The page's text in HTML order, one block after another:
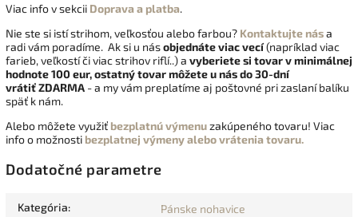
Viac info v sekcii Doprava a platba.
Nie ste si istí strihom, veľkosťou alebo farbou? Kontaktujte nása
radi vám poradíme. Ak si u násobjednáte viac vecí(napríklad viac
farieb, veľkostí či viac strihov riflí..) a vyberiete si tovar v minimálnej
hodnote 100 eur, ostatný tovar môžete u nás do 30-dní
vrátiťZDARMA - a my vám preplatíme aj poštovné pri zaslaní balíku
späť k nám.
Alebo môžete využiť bezplatnú výmenuzakúpeného tovaru! Viac
info o možnosti bezplatnej výmeny alebo vrátenia tovaru.
Dodatočné parametre
Kategória: Pánske nohavice